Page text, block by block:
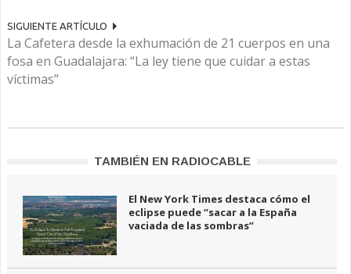
SIGUIENTE ARTÍCULO
La Cafetera desde la exhumación de 21 cuerpos en una
fosa en Guadalajara: “La ley tiene que cuidar a estas
víctimas”
TAMBIÉN EN RADIOCABLE
El New York Times destaca cómo el
eclipse puede “sacar a la España
vaciada de las sombras”